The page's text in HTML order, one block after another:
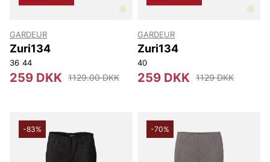
GARDEUR
Zuri134
36 44
259 DKK 1129.00 DKK
GARDEUR
Zuri134
40
259 DKK 1129 DKK
-83% -70%